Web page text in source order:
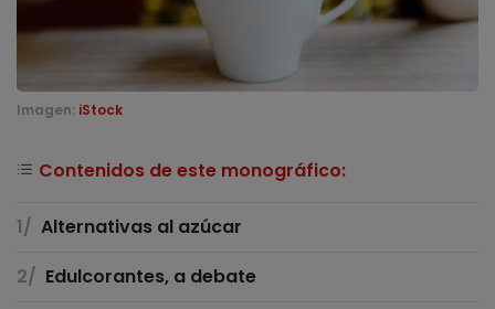
Imagen: iStock
Contenidos de este monográfico:
Alternativas al azúcar
Edulcorantes, a debate